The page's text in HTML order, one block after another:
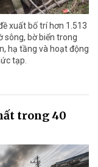
xuất bố trí hơn 1.513
sông, bờ biển trong
hạ tầng và hoạt động
tạp.
trong 40